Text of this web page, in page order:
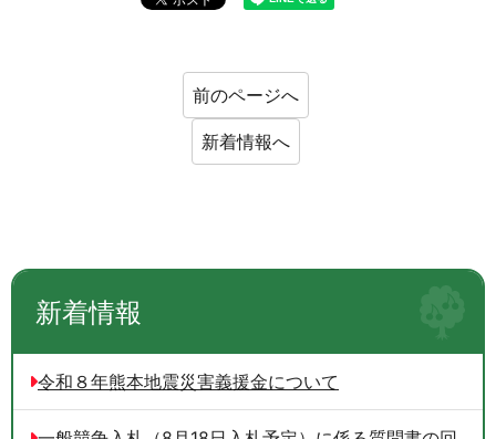
前のページへ
新着情報へ
新着情報
令和８年熊本地震災害義援金について